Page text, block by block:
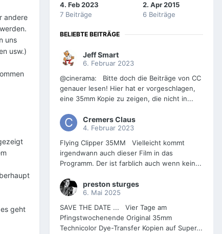
andere
uns
usw.)
geht
4. Feb 2023
7 Beiträge
2. Apr 2015
6 Beiträge
BELIEBTE BEITRÄGE
Jeff Smart
6. Februar 2023
@cinerama: Bitte doch die Beiträge von CC
genauer lesen! Hier hat er vorgeschlagen,
eine 35mm Kopie zu zeigen, die nicht in...
Cremers Claus
4. Februar 2023
Flying Clipper 35MM Vielleicht kommt
irgendwann auch dieser Film in das
Programm. Der ist farblich auch wenn kein...
preston sturges
6. Mai 2025
SAVE THE DATE ... Vier Tage am
Pfingstwochenende Original 35mm
Technicolor Dye-Transfer Kopien auf Super...